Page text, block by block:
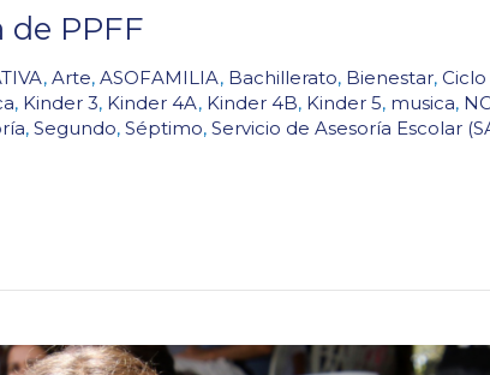
PPFF
, Arte, ASOFAMILIA, Bachillerato, Bienestar, Ciclo
, Kinder 3, Kinder 4A, Kinder 4B, Kinder 5, musica,
, Segundo, Séptimo, Servicio de Asesoría Escolar